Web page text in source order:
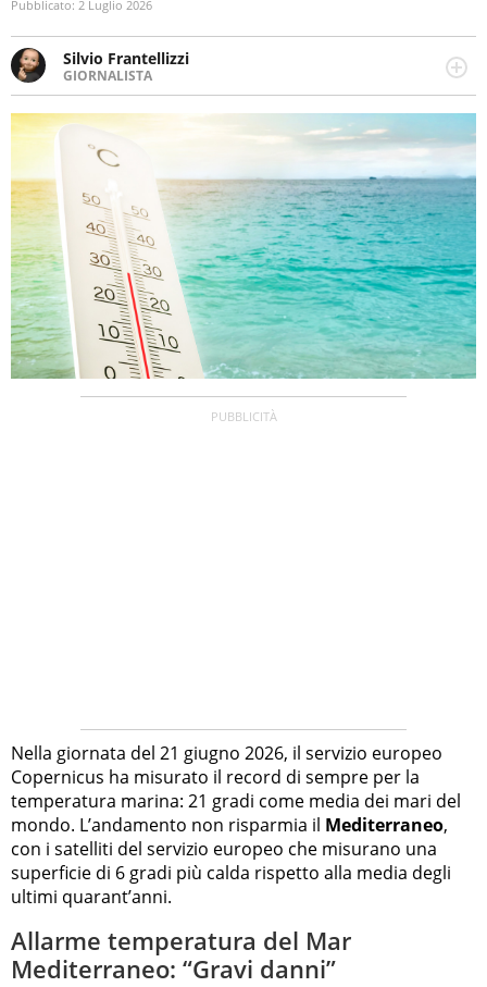
Pubblicato: 2 Luglio 2026
Silvio Frantellizzi
GIORNALISTA
Giornalista pubblicista. Da oltre dieci anni si occupa di
informazione sul web, scrivendo di sport, attualità,
cronaca, motori, spettacolo e videogame.
Nella giornata del 21 giugno 2026, il servizio europeo
Copernicus ha misurato il record di sempre per la
temperatura marina: 21 gradi come media dei mari del
mondo. L’andamento non risparmia il Mediterraneo,
con i satelliti del servizio europeo che misurano una
superficie di 6 gradi più calda rispetto alla media degli
ultimi quarant’anni.
Allarme temperatura del Mar
Mediterraneo: “Gravi danni”